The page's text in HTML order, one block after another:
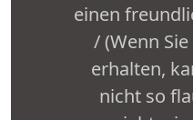
einen
/ (Wenn
erhalten,
nicht so